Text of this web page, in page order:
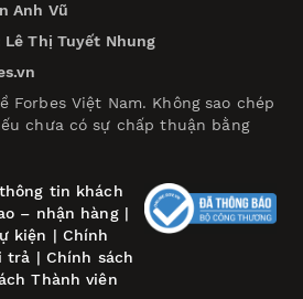
Anh Vũ
Lê Thị Tuyết Nhung
Forbes Việt Nam. Không sao chép
chưa có sự chấp thuận bằng
tin khách
– nhận hàng|
kiện | Chính
trả | Chính sách
Thành viên